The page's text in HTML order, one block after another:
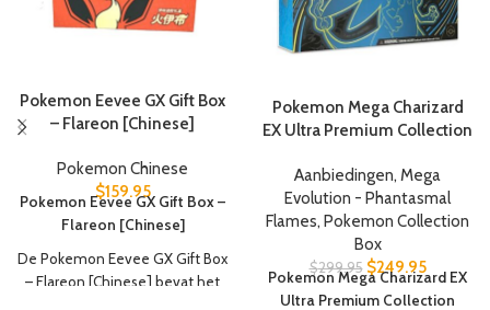
Pokemon Eevee GX Gift Box
– Flareon [Chinese]
Pokemon Chinese
$159.95
Pokemon Eevee GX Gift Box –
Flareon [Chinese]
De Pokemon Eevee GX Gift Box
– Flareon [Chinese] bevat het
Pokemon Mega Charizard
EX Ultra Premium Collection
Aanbiedingen, Mega
Evolution - Phantasmal
Flames, Pokemon Collection
Box
$299.95 $249.95
Pokemon Mega Charizard EX
Ultra Premium Collection